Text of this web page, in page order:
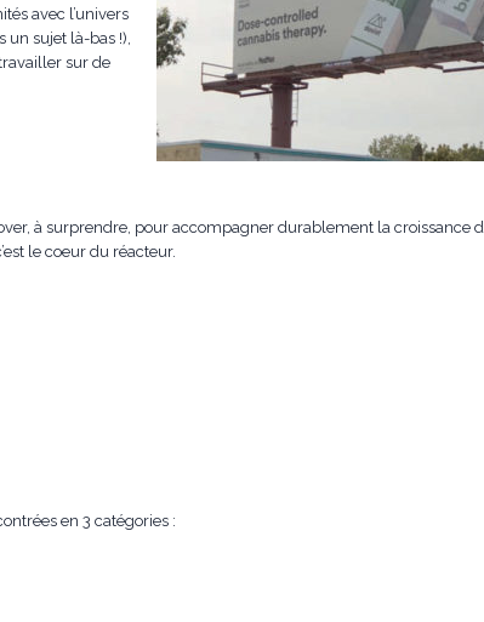
avec l’univers
un sujet là-bas !),
sur de
à surprendre, pour accompagner durablement la croissance
le coeur du réacteur.
en 3 catégories :